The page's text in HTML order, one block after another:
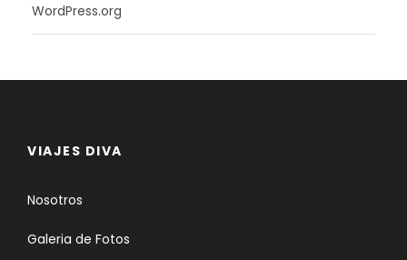
WordPress.org
VIAJES DIVA
Nosotros
Galeria de Fotos